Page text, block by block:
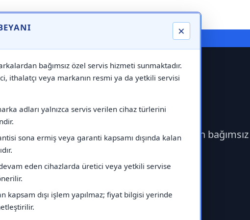
×
bağımsız özel servis hizmeti sunmaktadır.
ithalatçı veya markanın resmi ya da yetkili servisi
adları yalnızca servis verilen cihaz türlerini
sona ermiş veya garanti kapsamı dışında kalan
eden cihazlarda üretici veya yetkili servise
kapsam dışı işlem yapılmaz; fiyat bilgisi yerinde
⚠️ Markadan Bağımsız "Özel Servis" Hizmeti
Viessmann Servisi çağırabilirsiniz.Markadan